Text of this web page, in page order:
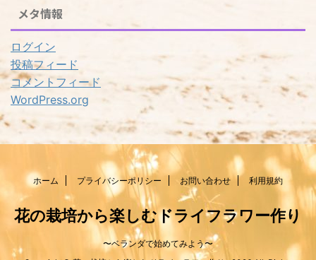
メタ情報
ログイン
投稿フィード
コメントフィード
WordPress.org
ホーム プライバシーポリシー お問い合わせ 利用規約
花の栽培から楽しむドライフラワー作り
〜ベランダで始めてみよう〜